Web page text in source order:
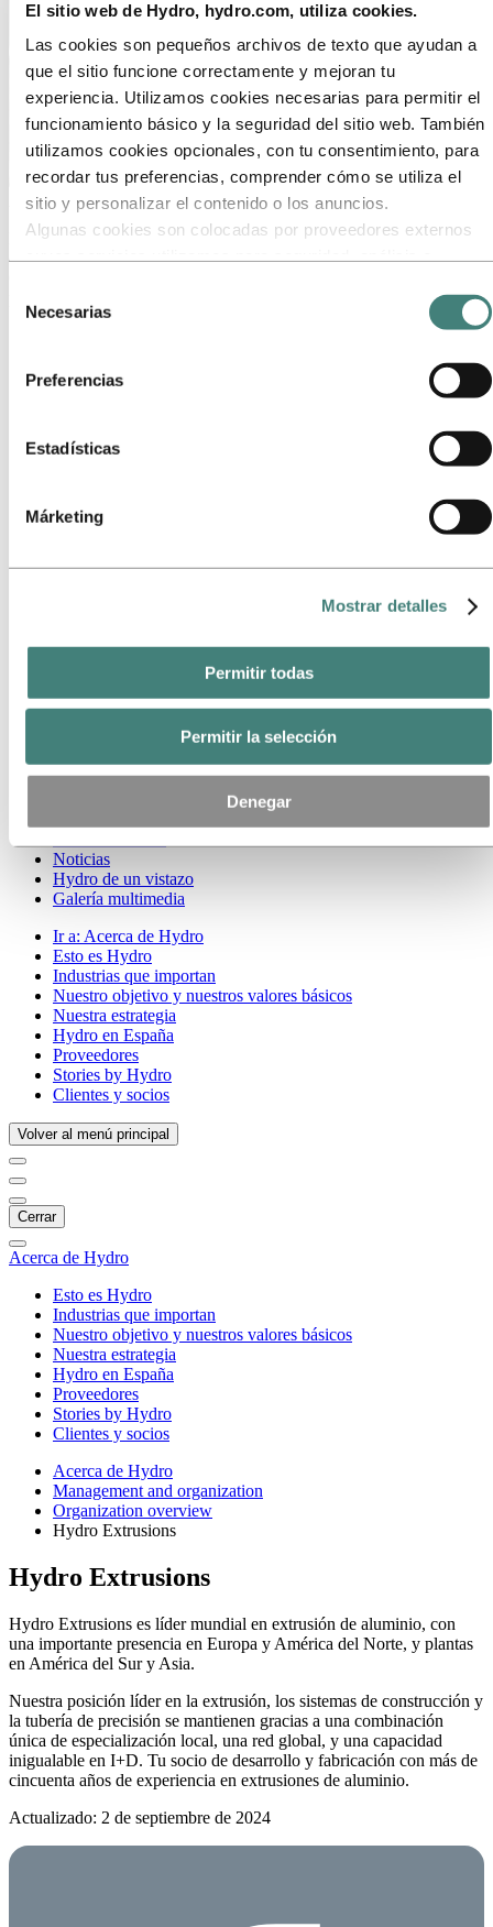
El sitio web de Hydro, hydro.com, utiliza cookies.
Las cookies son pequeños archivos de texto que ayudan a
que el sitio funcione correctamente y mejoran tu
experiencia. Utilizamos cookies necesarias para permitir el
funcionamiento básico y la seguridad del sitio web. También
utilizamos cookies opcionales, con tu consentimiento, para
recordar tus preferencias, comprender cómo se utiliza el
sitio y personalizar el contenido o los anuncios.
Algunas cookies son colocadas por proveedores externos
recopilada de tu uso de nuestro sitio con otra información
que les hayas proporcionado o que hayan recopilado a
través de tu uso de sus servicios. El tercero listado como
responsable de una cookie de terceros es el Responsable
cada una de sus cookies. Puedes consultar quiénes son
estos terceros en la lista de cookies que aparece más
Necesarias
Preferencias
Estadísticas
Márketing
Mostrar detalles
Permitir todas
Permitir la selección
Denegar
Acerca de Hydro
Hydro es una empresa líder en aluminio y energías renovables que
desarrolla negocios y asociaciones para un futuro más sostenible.
Industrias a las que servimos
Ir a:Energy
Nuestro enfoque
Informes de sostenibilidad
La vida en Hydro
Conoce a nuestro equipo
Proceso de reclutamiento
Ir a:Inversores
Contactos para el inversor
Noticias
Hydro de un vistazo
Galería multimedia
Ir a: Acerca de Hydro
Esto es Hydro
Industrias que importan
Nuestro objetivo y nuestros valores básicos
Nuestra estrategia
Hydro en España
Proveedores
Stories by Hydro
Clientes y socios
Volver al menú principal
Cerrar
Acerca de Hydro
Esto es Hydro
Industrias que importan
Nuestro objetivo y nuestros valores básicos
Nuestra estrategia
Hydro en España
Proveedores
Stories by Hydro
Clientes y socios
Acerca de Hydro
Management and organization
Organization overview
Hydro Extrusions
Hydro Extrusions
Hydro Extrusions es líder mundial en extrusión de aluminio, con
una importante presencia en Europa y América del Norte, y plantas
en América del Sur y Asia.
Nuestra posición líder en la extrusión, los sistemas de construcción y
la tubería de precisión se mantienen gracias a una combinación
única de especialización local, una red global, y una capacidad
inigualable en I+D. Tu socio de desarrollo y fabricación con más de
cincuenta años de experiencia en extrusiones de aluminio.
Actualizado: 2 de septiembre de 2024